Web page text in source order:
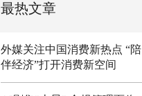
最热文章
外媒关注中国消费新热点 “陪
伴经济”打开消费新空间